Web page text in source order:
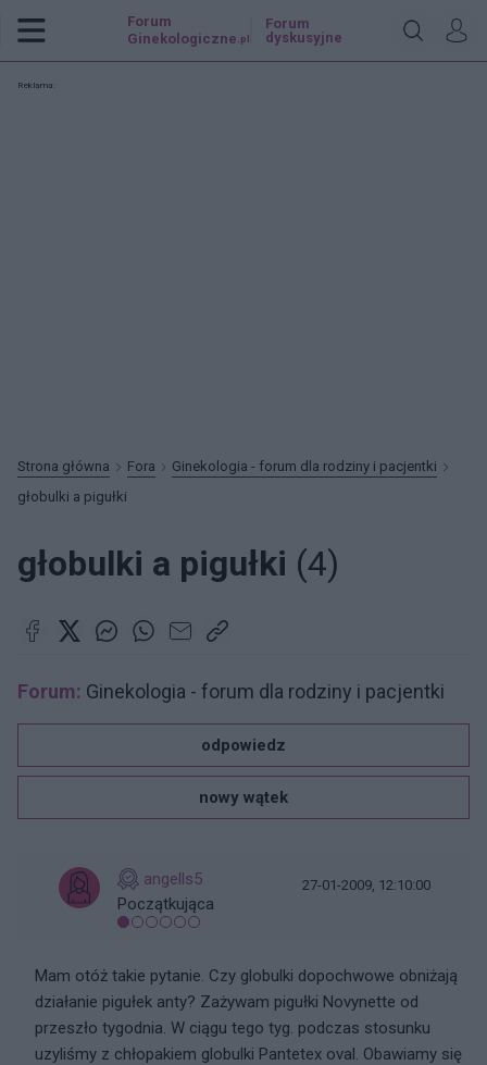
Forum
Ginekologiczne .pl
Forum
dyskusyjne
Reklama:
Strona główna Fora
Ginekologia - forum dla rodziny i pacjentki
głobulki a pigułki
głobulki a pigułki (4)
Forum: Ginekologia - forum dla rodziny i pacjentki
odpowiedz
nowy wątek
angells5
Początkująca
27-01-2009, 12:10:00
Mam otóż takie pytanie. Czy globulki dopochwowe obniżają
działanie pigułek anty? Zażywam pigułki Novynette od
przeszło tygodnia. W ciągu tego tyg. podczas stosunku
uzyliśmy z chłopakiem globulki Pantetex oval. Obawiamy się